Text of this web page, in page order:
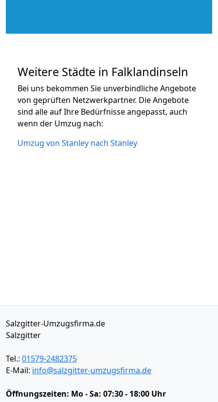
Weitere Städte in Falklandinseln
Bei uns bekommen Sie unverbindliche Angebote
von geprüften Netzwerkpartner. Die Angebote
sind alle auf Ihre Bedürfnisse angepasst, auch
wenn der Umzug nach:
Umzug von Stanley nach Stanley
Salzgitter-Umzugsfirma.de
Salzgitter
Tel.: 01579-2482375
E-Mail: info@salzgitter-umzugsfirma.de
Öffnungszeiten: Mo - Sa: 07:30 - 18:00 Uhr